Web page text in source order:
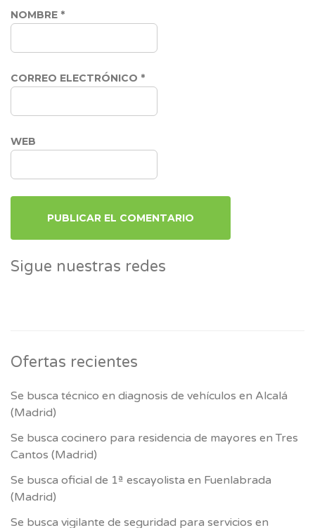
NOMBRE *
CORREO ELECTRÓNICO *
WEB
Sigue nuestras redes
Ofertas recientes
Se busca técnico en diagnosis de vehículos en Alcalá
(Madrid)
Se busca cocinero para residencia de mayores en Tres
Cantos (Madrid)
Se busca oficial de 1ª escayolista en Fuenlabrada
(Madrid)
Se busca vigilante de seguridad para servicios en